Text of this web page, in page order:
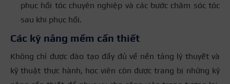
phục hồi tóc chuyên nghiệp và các bước chăm sóc tóc
sau khi phục hồi.
Các kỹ năng mềm cần thiết
Không chỉ được đào tạo đầy đủ về nền tảng lý thuyết và
kỹ thuật thực hành, học viên còn được trang bị những kỹ